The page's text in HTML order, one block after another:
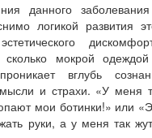
данного
логикой развития
сколько мокрой
вглубь
и страхи. «У меня
мои ботинки!» или
руки, а у меня так